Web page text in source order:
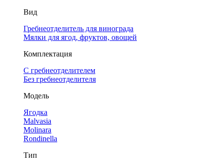
Вид
Гребнеотделитель для винограда
Мялки для ягод, фруктов, овощей
Комплектация
С гребнеотделителем
Без гребнеотделителя
Модель
Ягодка
Malvasia
Molinara
Rondinella
Тип